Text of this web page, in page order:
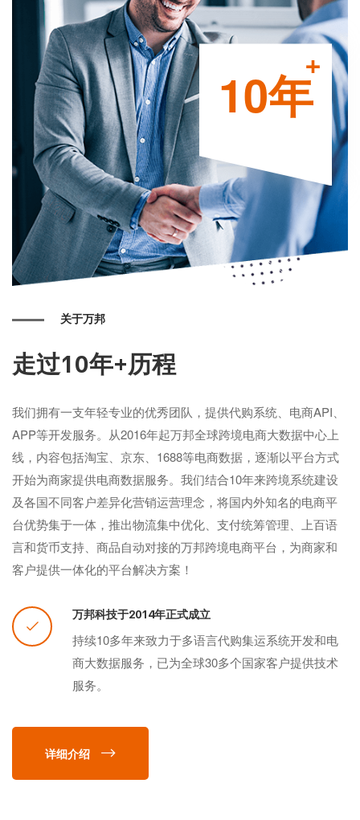
10年+
关于万邦
走过10年+历程
我们拥有一支年轻专业的优秀团队，提供代购系统、电商API、
APP等开发服务。从2016年起万邦全球跨境电商大数据中心上
线，内容包括淘宝、京东、1688等电商数据，逐渐以平台方式
开始为商家提供电商数据服务。我们结合10年来跨境系统建设
及各国不同客户差异化营销运营理念，将国内外知名的电商平
台优势集于一体，推出物流集中优化、支付统筹管理、上百语
言和货币支持、商品自动对接的万邦跨境电商平台，为商家和
客户提供一体化的平台解决方案！
万邦科技于2014年正式成立
持续10多年来致力于多语言代购集运系统开发和电
商大数据服务，已为全球30多个国家客户提供技术
服务。
详细介绍